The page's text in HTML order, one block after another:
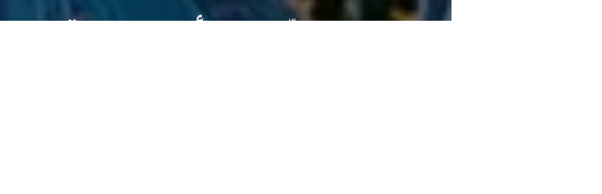
هل مرّت على أحدِنا عبارة "نجاح